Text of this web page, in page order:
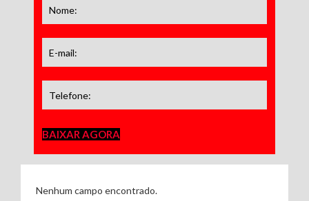
BAIXAR AGORA
Nenhum campo encontrado.